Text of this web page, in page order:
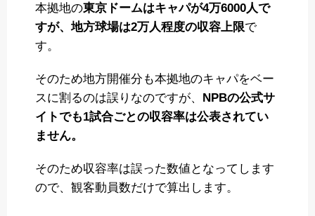
本拠地の東京ドームはキャパが4万6000人で
すが、地方球場は2万人程度の収容上限で
す。
そのため地方開催分も本拠地のキャパをベー
スに割るのは誤りなのですが、 NPBの公式サ
イトでも1試合ごとの収容率は公表されてい
ません。
そのため収容率は誤った数値となってします
ので、観客動員数だけで算出します。